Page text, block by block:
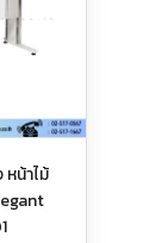
หน้าไม้